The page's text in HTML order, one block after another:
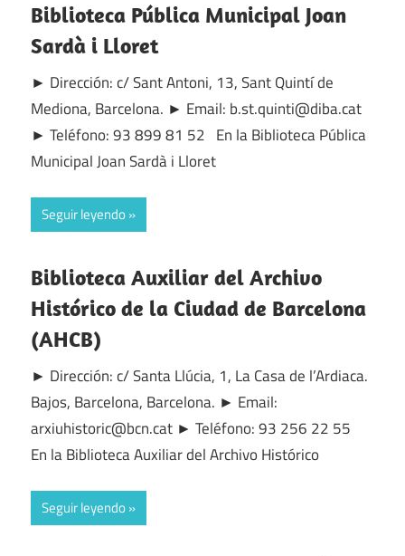
Biblioteca Pública Municipal Joan
Sardà i Lloret
► Dirección: c/ Sant Antoni, 13, Sant Quintí de
Mediona, Barcelona. ► Email: b.st.quinti@diba.cat
► Teléfono: 93 899 81 52 En la Biblioteca Pública
Municipal Joan Sardà i Lloret
Seguir leyendo
Biblioteca Auxiliar del Archivo
Histórico de la Ciudad de Barcelona
(AHCB)
► Dirección: c/ Santa Llúcia, 1, La Casa de l’Ardiaca.
Bajos, Barcelona, Barcelona. ► Email:
arxiuhistoric@bcn.cat ► Teléfono: 93 256 22 55
En la Biblioteca Auxiliar del Archivo Histórico
Seguir leyendo